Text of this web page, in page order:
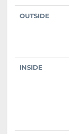
OUTSIDE
INSIDE